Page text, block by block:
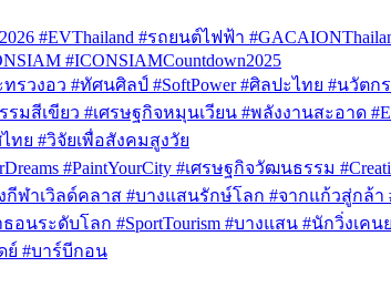
#EVThailand #รถยนต์ไฟฟ้า
#ICONSIAMCountdown2025
รวงอว #ทัศนศิลป์ #SoftPower #ศิลปะไทย #นวัต
มสีเขียว #เศรษฐกิจหมุนเวียน #พลังงานสะอาด
ไทย #วิจัยเพื่อสังคมสูงวัย
#PaintYourCity #เศรษฐกิจวัฒนธรรม
งกีฬาเวิลด์คลาส #บางแสนรักษ์โลก #จากแก้วสู่กล้า
าธอนระดับโลก #SportTourism #บางแสน #นักวิ่ง
ย์ #บาร์บีกอน